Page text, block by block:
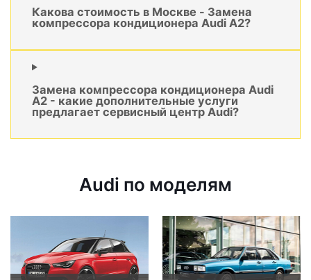
Какова стоимость в Москве - Замена
компрессора кондиционера Audi A2?
Замена компрессора кондиционера Audi
A2 - какие дополнительные услуги
предлагает сервисный центр Audi?
Audi по моделям